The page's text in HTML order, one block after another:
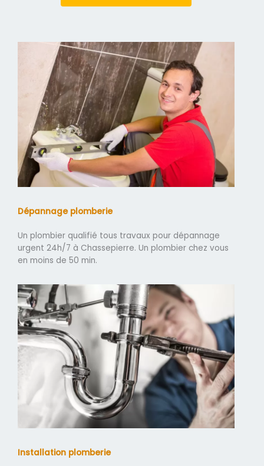
Dépannage plomberie
Un plombier qualifié tous travaux pour dépannage
urgent 24h/7 à Chassepierre. Un plombier chez vous
en moins de 50 min.
Installation plomberie